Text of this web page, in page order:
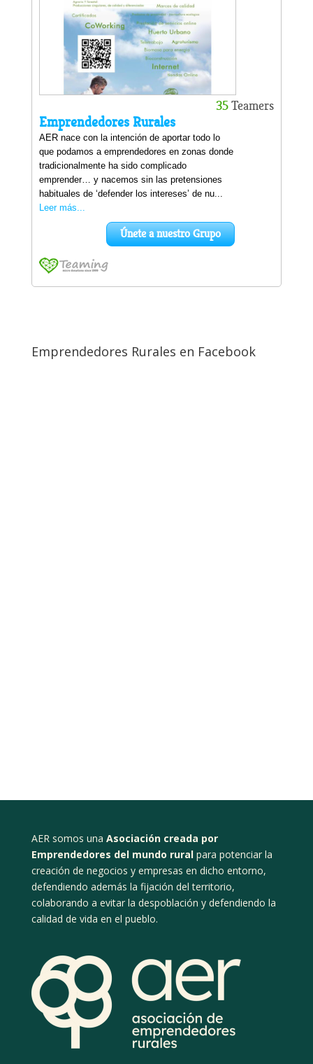
Emprendedores Rurales en Facebook
AER somos una Asociación creada por
Emprendedores del mundo ruralpara potenciar la
creación de negocios y empresas en dicho entorno,
defendiendo además la fijación del territorio,
colaborando a evitar la despoblación y defendiendo la
calidad de vida en el pueblo.